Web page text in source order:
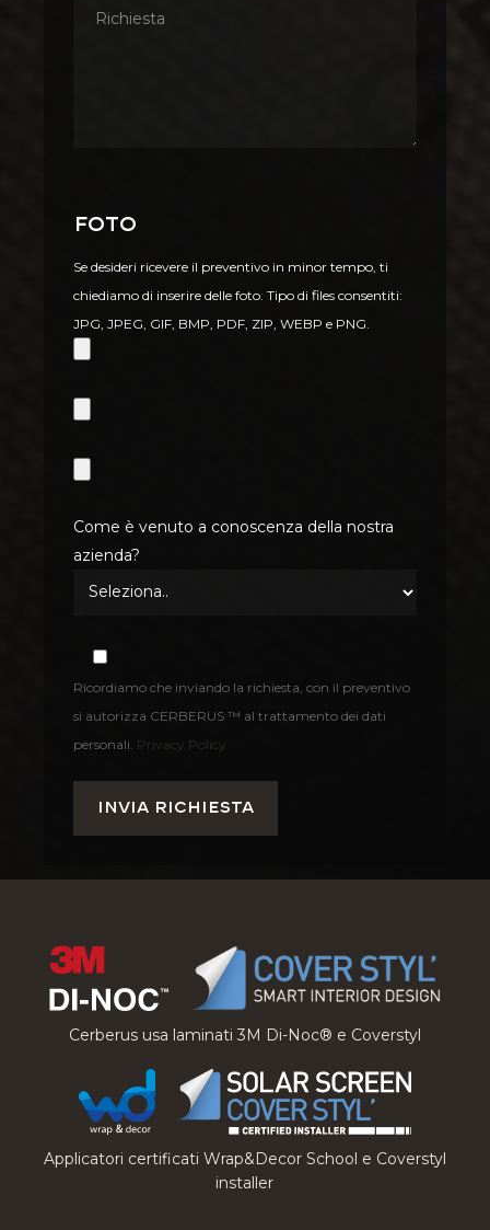
Foto
Se desideri ricevere il preventivo in minor tempo, ti
chiediamo di inserire delle foto. Tipo di files consentiti:
JPG, JPEG, GIF, BMP, PDF, ZIP, WEBP e PNG.
Come è venuto a conoscenza della nostra
azienda?
Ricordiamo che inviando la richiesta, con il preventivo
si autorizza CERBERUS ™ al trattamento dei dati
personali. Privacy Policy
Cerberus usa laminati 3M Di-Noc® e Coverstyl
Applicatori certificati Wrap&Decor School e Coverstyl
installer